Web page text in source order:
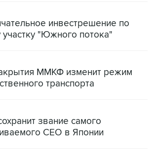
инвестрешение по
участку "Южного потока"
ММКФ изменит режим
транспорта
звание самого
CEO в Японии